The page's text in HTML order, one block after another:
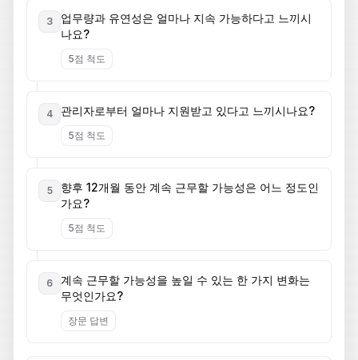
3
업무량과 유연성은 얼마나 지속 가능하다고 느끼시
나요?
5점 척도
4 관리자로부터 얼마나 지원받고 있다고 느끼시나요?
5점 척도
5
향후 12개월 동안 계속 근무할 가능성은 어느 정도인
가요?
5점 척도
6
계속 근무할 가능성을 높일 수 있는 한 가지 변화는
무엇인가요?
장문 답변